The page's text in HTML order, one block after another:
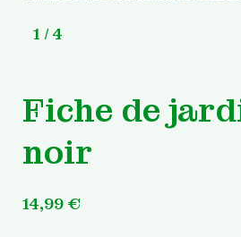
1 / 4
Fiche de
noir
14,99€